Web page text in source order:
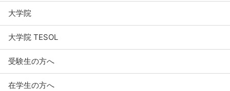
大学院
大学院 TESOL
受験生の方へ
在学生の方へ